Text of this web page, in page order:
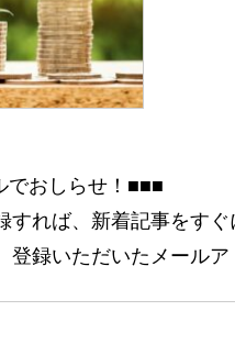
でおしらせ！■■■
すれば、新着記事をす
登録いただいたメールア